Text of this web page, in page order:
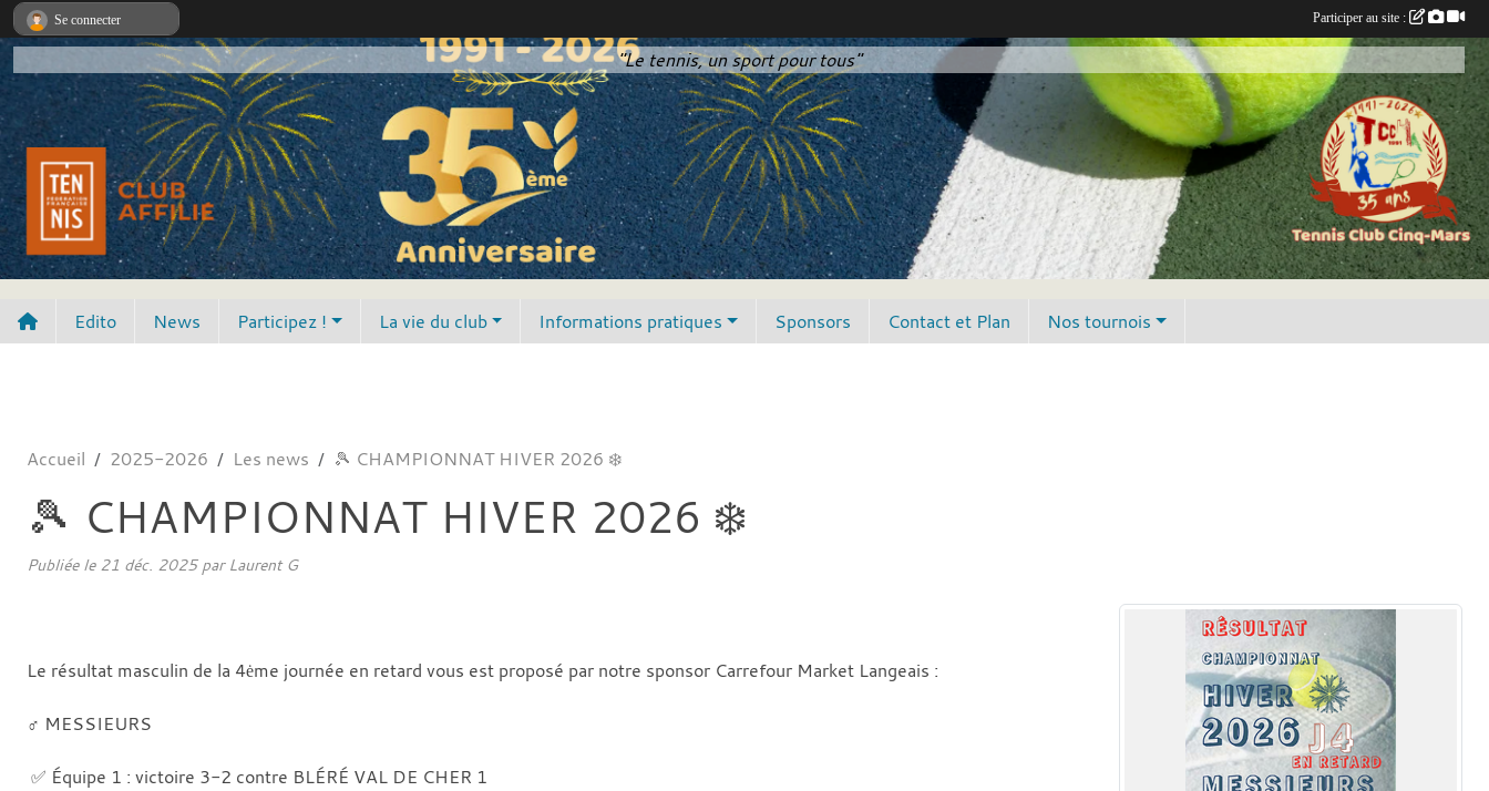
"Le tennis, un sport pour tous"
Edito News Participez ! La vie du club Informations pratiques Sponsors Contact et Plan Nos tournois
Accueil 2025-2026 Les news 🎾 CHAMPIONNAT HIVER 2026 ❄️
🎾 CHAMPIONNAT HIVER 2026 ❄️
Publiée le 21 déc. 2025par Laurent G
Le résultat masculin de la 4ėme journée en retard vous est proposé par notre sponsor Carrefour Market Langeais :
♂️ MESSIEURS
✅ Équipe 1 : victoire 3-2 contre BLÉRÉ VAL DE CHER 1
Se connecter Participer au site :
Panneau de gestion des cookies